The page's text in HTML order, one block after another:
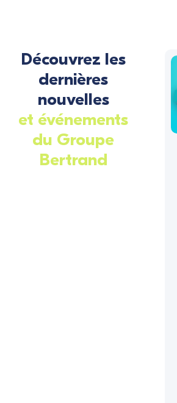
Découvrez les
dernières
nouvelles
et événements
du Groupe
Bertrand